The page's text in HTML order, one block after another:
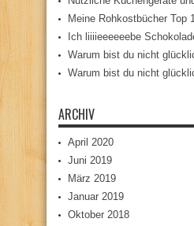
Meine Rohkostbücher Top
Ich liiiieeeeeebe
Warum bist du nicht
Warum bist du nicht
ARCHIV
April 2020
Juni 2019
März 2019
Januar 2019
Oktober 2018